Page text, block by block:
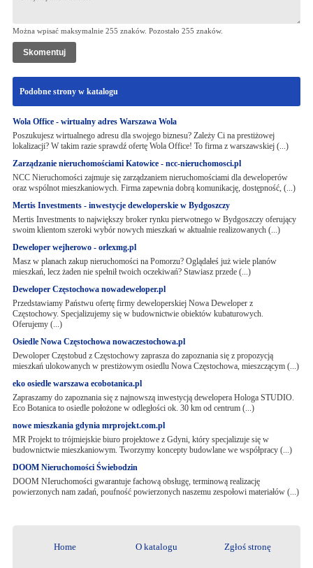
Można wpisać maksymalnie 255 znaków. Pozostało 255 znaków.
Podobne strony w katalogu
Wola Office - wirtualny adres Warszawa Wola
Poszukujesz wirtualnego adresu dla swojego biznesu? Zależy Ci na prestiżowej
lokalizacji? W takim razie sprawdź ofertę Wola Office! To firma z warszawskiej (...)
Zarządzanie nieruchomościami Katowice - ncc-nieruchomosci.pl
NCC Nieruchomości zajmuje się zarządzaniem nieruchomościami dla deweloperów
oraz wspólnot mieszkaniowych. Firma zapewnia dobrą komunikację, dostępność, (...)
Mertis Investments - inwestycje deweloperskie w Bydgoszczy
Mertis Investments to największy broker rynku pierwotnego w Bydgoszczy oferujący
swoim klientom szeroki wybór nowych mieszkań w aktualnie realizowanych (...)
Deweloper wejherowo - orlexmg.pl
Masz w planach zakup nieruchomości na Pomorzu? Oglądałeś już wiele planów
mieszkań, lecz żaden nie spełnił twoich oczekiwań? Stawiasz przede (...)
Deweloper Częstochowa nowadeweloper.pl
Przedstawiamy Państwu ofertę firmy deweloperskiej Nowa Deweloper z
Częstochowy. Specjalizujemy się w budownictwie obiektów kubaturowych.
Oferujemy (...)
Osiedle Nowa Częstochowa nowaczestochowa.pl
Dewoloper Częstobud z Częstochowy zaprasza do zapoznania się z propozycją
mieszkań ulokowanych w prestiżowym osiedlu Nowa Częstochowa, mieszczącym (...)
eko osiedle warszawa ecobotanica.pl
Zapraszamy do zapoznania się z najnowszą inwestycją dewelopera Hologa STUDIO.
Eco Botanica to osiedle położone w odległości ok. 30 km od centrum (...)
nowe mieszkania gdynia mrprojekt.com.pl
MR Projekt to trójmiejskie biuro projektowe z Gdyni, który specjalizuje się w
budownictwie mieszkaniowym. Tworzymy koncepty budowlane we współpracy (...)
DOOM Nieruchomości Świebodzin
DOOM NIeruchomości gwarantuje fachową obsługę, terminową realizację
powierzonych nam zadań, poufność powierzonych naszemu zespołowi materiałów (...)
Home O katalogu Zgłoś stronę